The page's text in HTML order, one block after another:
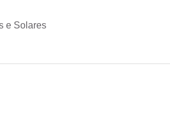
e Solares